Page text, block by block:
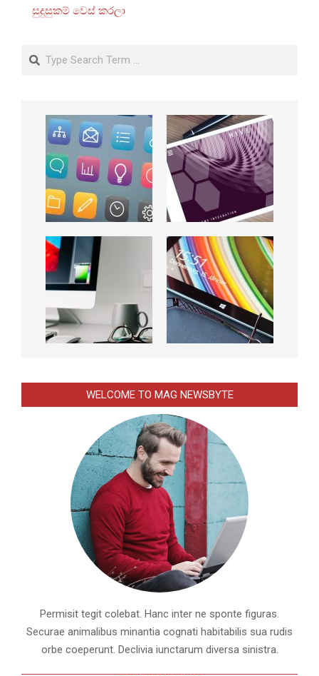
සුදුසුකම් වෙස් කරලා
Search
WELCOME TO MAG NEWSBYTE
Permisit tegit colebat. Hanc inter ne sponte figuras.
Securae animalibus minantia cognati habitabilis sua rudis
orbe coeperunt. Declivia iunctarum diversa sinistra.